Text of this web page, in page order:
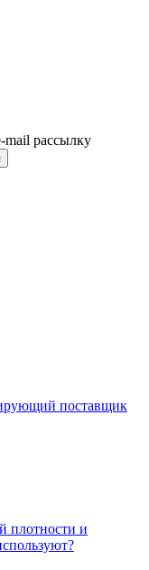
рассылку
поставщик
плотности и